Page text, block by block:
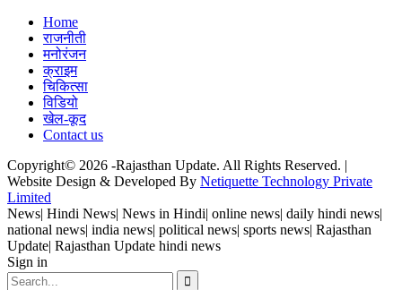
Home
राजनीती
मनोरंजन
क्राइम
चिकित्सा
विडियो
खेल-कूद
Contact us
Copyright© 2026 -Rajasthan Update. All Rights Reserved. |
Website Design & Developed By Netiquette Technology Private
Limited
News| Hindi News| News in Hindi| online news| daily hindi news|
national news| india news| political news| sports news| Rajasthan
Update| Rajasthan Update hindi news
Sign in